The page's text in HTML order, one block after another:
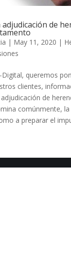
de
| May 11, 2020 |
queremos
clientes,
de
comúnmente, la
a preparar el